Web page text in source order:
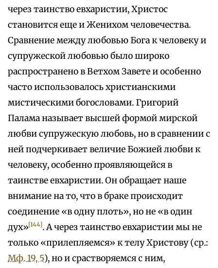
через таинство евхаристии, Христос
становится еще и Женихом человечества.
Сравнение между любовью Бога к человеку и
супружеской любовью было широко
распространено в Ветхом Завете и особенно
часто использовалось христианскими
мистическими богословами. Григорий
Палама называет высшей формой мирской
любви супружескую любовь, но в сравнении с
ней подчеркивает величие Божией любви к
человеку, особенно проявляющейся в
таинстве евхаристии. Он обращает наше
внимание на то, что в браке происходит
соединение «в одну плоть», но не «в один
дух»[144]. А через таинство евхаристии мы не
только «прилепляемся» к телу Христову (ср.:
Мф. 19, 5), но и срастворяемся с ним,